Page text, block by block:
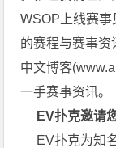
WSOP上线赛事
的赛程与赛事资
中文博客(
一手赛事资讯。
EV扑克邀请您
EV扑克为知